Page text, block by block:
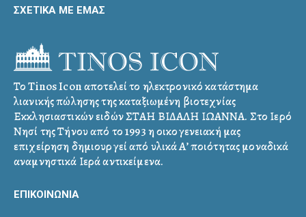
ΣΧΕΤΙΚΑ ΜΕ ΕΜΑΣ
Το Tinos Icon αποτελεί το ηλεκτρονικό κατάστημα
λιανικής πώλησης της καταξιωμένη βιοτεχνίας
Εκκλησιαστικών ειδών ΣΤΑΗ ΒΙΔΑΛΗ ΙΩΑΝΝΑ. Στο Ιερό
Νησί της Τήνου από το 1993 η οικογενειακή μας
επιχείρηση δημιουργεί από υλικά Α’ ποιότητας μοναδικά
αναμνηστικά Ιερά αντικείμενα.
ΕΠΙΚΟΙΝΩΝΙΑ